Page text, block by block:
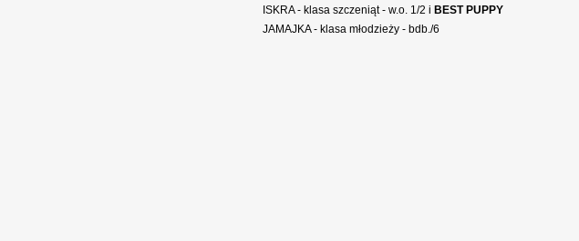
ISKRA - klasa szczeniąt - w.o. 1/2 i BEST PUPPY
JAMAJKA - klasa młodzieży - bdb./6